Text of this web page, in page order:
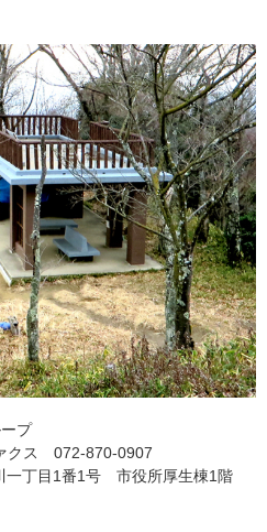
プ
ス 072-870-0907
丁目1番1号 市役所厚生棟1階